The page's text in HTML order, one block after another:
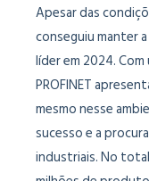
Apesar das
conseguiu manter
líder em 2024.
PROFINET
mesmo nesse
sucesso e a
industriais. No